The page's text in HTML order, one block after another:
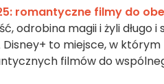
romantyczne filmy do
odrobina magii i żyli długo
to miejsce, w
filmów do